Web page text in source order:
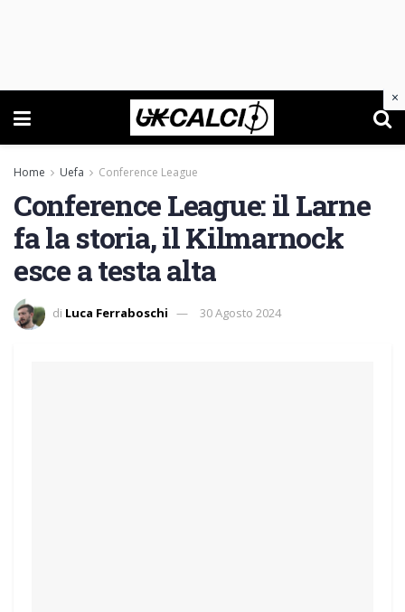
Home Uefa Conference League
Conference League: il Larne
fa la storia, il Kilmarnock
esce a testa alta
di Luca Ferraboschi 30 Agosto 2024
×